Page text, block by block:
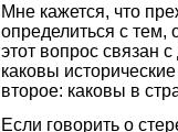
Мне кажется, что
определиться с тем,
этот вопрос связан
каковы
второе: каковы в
Если говорить о